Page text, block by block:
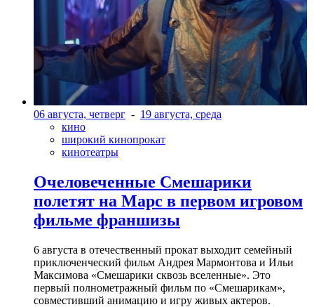
06 августа, четверг - 19 августа, среда
кино
широкий кинопрокат
кинотеатры
Очеловеченные Смешарики
полетят на Марс в первом игровом
фильме франшизы
6 августа в отечественный прокат выходит семейный
приключенческий фильм Андрея Мармонтова и Ильи
Максимова «Смешарики сквозь вселенные». Это
первый полнометражный фильм по «Смешарикам»,
совместивший анимацию и игру живых актеров.